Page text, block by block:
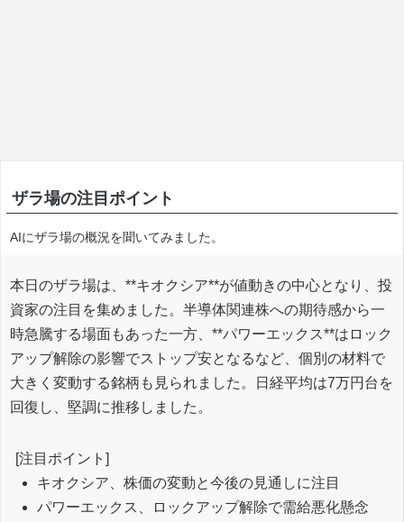
ザラ場の注目ポイント
AIにザラ場の概況を聞いてみました。
本日のザラ場は、**キオクシア**が値動きの中心となり、投
資家の注目を集めました。半導体関連株への期待感から一
時急騰する場面もあった一方、**パワーエックス**はロック
アップ解除の影響でストップ安となるなど、個別の材料で
大きく変動する銘柄も見られました。日経平均は7万円台を
回復し、堅調に推移しました。
[注目ポイント]
キオクシア、株価の変動と今後の見通しに注目
パワーエックス、ロックアップ解除で需給悪化懸念